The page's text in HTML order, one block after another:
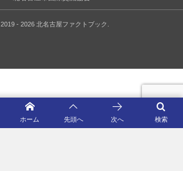
2019 - 2026 北名古屋ファクトブック
検索
ホーム 先頭へ 次へ